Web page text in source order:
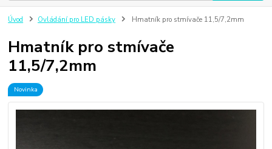
Úvod Ovládání pro LED pásky Hmatník pro stmívače 11,5/7,2mm
Hmatník pro stmívače
11,5/7,2mm
Novinka